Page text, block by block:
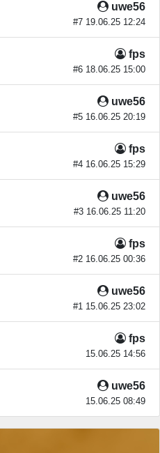
uwe56
#7 19.06.25 12:24
fps
#6 18.06.25 15:00
uwe56
#5 16.06.25 20:19
fps
#4 16.06.25 15:29
uwe56
#3 16.06.25 11:20
fps
#2 16.06.25 00:36
uwe56
#1 15.06.25 23:02
fps
15.06.25 14:56
uwe56
15.06.25 08:49